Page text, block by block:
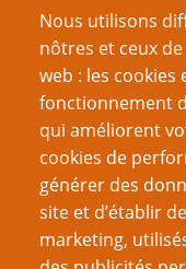
Nous utilisons
nôtres et ceux
web : les cookies
fonctionnement
qui améliorent
cookies de
générer des
site et d’établir
marketing,
Du même
Conversation :
Les 4 Etapes de
Un examen sans
Dragons
Le gâteau piétiné
Les crève-coeurs
Encore plus de
Le LNS et d'autres